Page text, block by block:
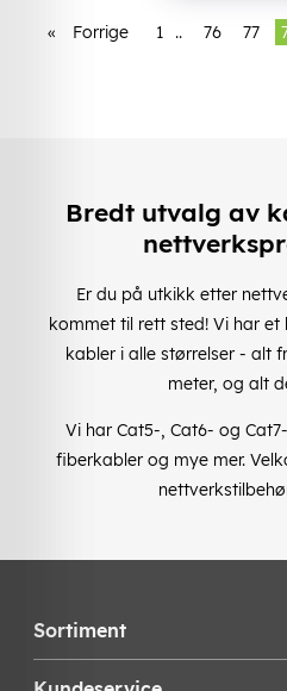
« Forrige 1 .. 76 77
Bredt utvalg av
Er du på utkikk etter
kommet til rett sted! Vi har
kabler i alle størrelser - alt
meter, og alt
Vi har Cat5-, Cat6- og
fiberkabler og mye mer.
Sortiment